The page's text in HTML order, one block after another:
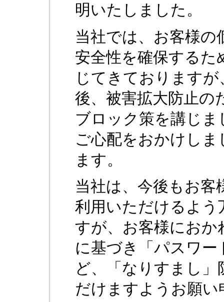
明いたしました。
当社では、お客様
安全性を確保するた
じてきております
後、被害拡大防止の
ブロック策を講じ
ご心配をおかけし
ます。
当社は、今後もお
利用いただけるよう
すが、お客様におか
に基づき「パスワ
ど、「なりすまし
だけますようお願